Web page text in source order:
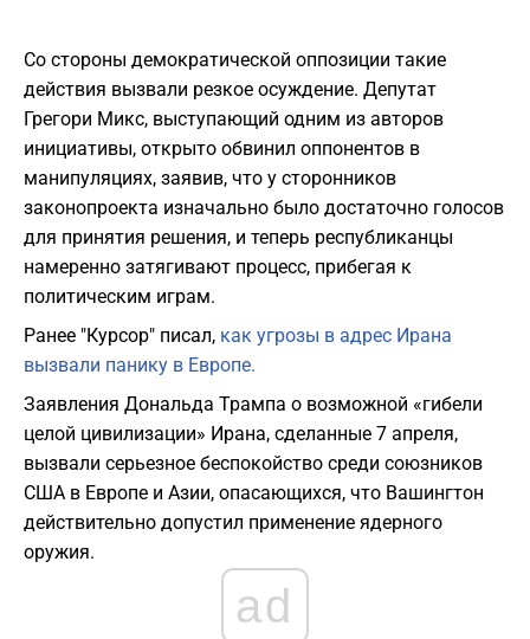
​Со стороны демократической оппозиции такие
действия вызвали резкое осуждение. Депутат
Грегори Микс, выступающий одним из авторов
инициативы, открыто обвинил оппонентов в
манипуляциях, заявив, что у сторонников
законопроекта изначально было достаточно голосов
для принятия решения, и теперь республиканцы
намеренно затягивают процесс, прибегая к
политическим играм.
Ранее "Курсор" писал, как угрозы в адрес Ирана
вызвали панику в Европе.
Заявления Дональда Трампа о возможной «гибели
целой цивилизации» Ирана, сделанные 7 апреля,
вызвали серьезное беспокойство среди союзников
США в Европе и Азии, опасающихся, что Вашингтон
действительно допустил применение ядерного
оружия.
ad